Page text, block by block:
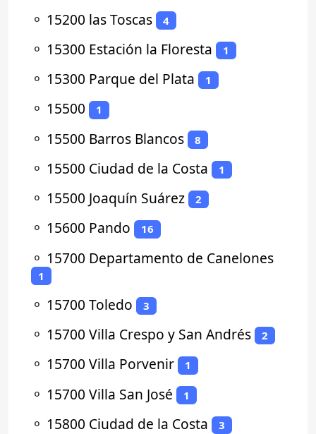
⚬ 15200 las Toscas 4
⚬ 15300 Estación la Floresta 1
⚬ 15300 Parque del Plata 1
⚬ 15500 1
⚬ 15500 Barros Blancos 8
⚬ 15500 Ciudad de la Costa 1
⚬ 15500 Joaquín Suárez 2
⚬ 15600 Pando 16
⚬ 15700 Departamento de Canelones
1
⚬ 15700 Toledo 3
⚬ 15700 Villa Crespo y San Andrés 2
⚬ 15700 Villa Porvenir 1
⚬ 15700 Villa San José 1
⚬ 15800 Ciudad de la Costa 3